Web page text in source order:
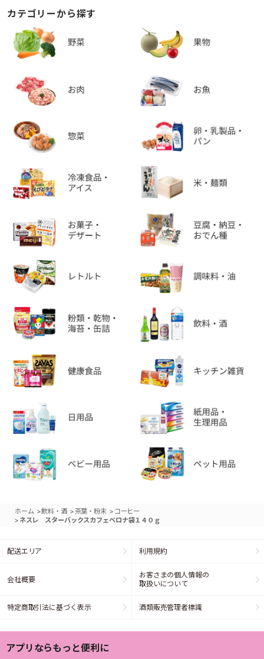
カテゴリーから探す
ホーム >飲料・酒 >茶葉・粉末 > コーヒー
> ネスレ スターバックスカフェベロナ袋１４０ｇ
配送エリア 利用規約
会社概要
お客さまの個人情報の
取扱いについて
特定商取引法に基づく表示 酒類販売管理者標識
アプリならもっと便利に